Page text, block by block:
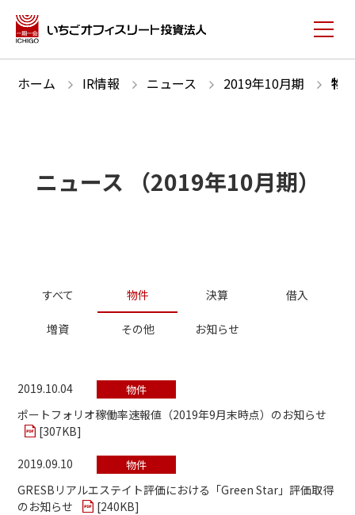
ホーム IR情報 ニュース 2019年10月期 物
ニュース （2019年10月期）
すべて 物件 決算 借入
増資 その他 お知らせ
2019.10.04 物件
ポートフォリオ稼働率速報値（2019年9月末時点）のお知らせ
[307KB]
2019.09.10 物件
GRESBリアルエステイト評価における「Green Star」評価取得
のお知らせ
[240KB]